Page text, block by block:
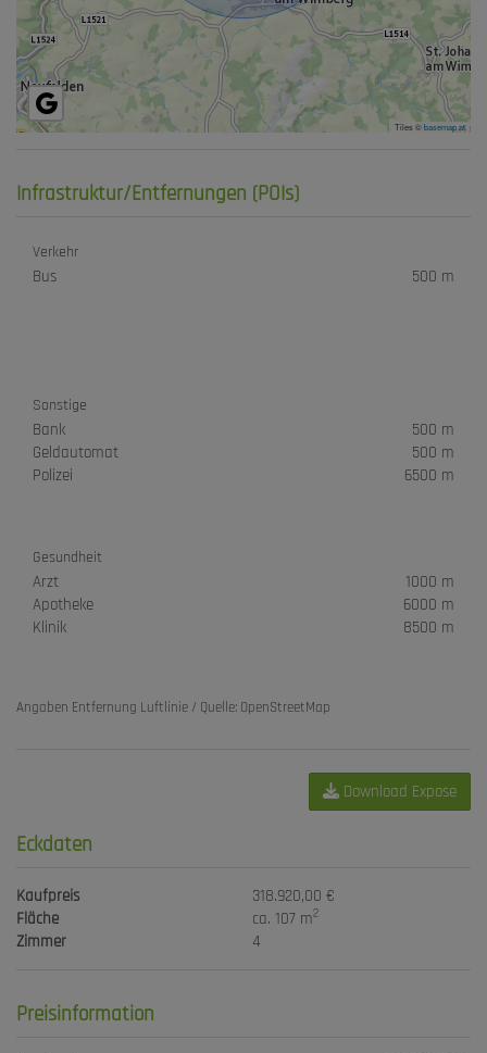
Tiles ©basemap.at
Infrastruktur/Entfernungen (POIs)
Verkehr
Bus 500 m
Sonstige
Bank
500 m
Geldautomat
500 m
Polizei
6500 m
Gesundheit
Arzt
1000 m
Apotheke
6000 m
Klinik
8500 m
Angaben Entfernung Luftlinie / Quelle: OpenStreetMap
Download Expose
Eckdaten
Kaufpreis
318.920,00 €
Fläche
ca. 107 m2
Zimmer 4
Preisinformation